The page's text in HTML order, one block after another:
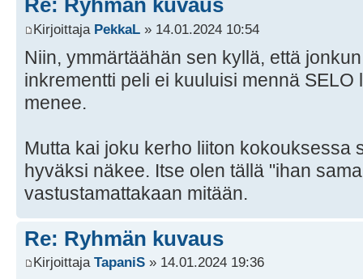
Re: Ryhmän kuvaus
Kirjoittaja PekkaL » 14.01.2024 10:54
Niin, ymmärtäähän sen kyllä, että
inkrementti peli ei kuuluisi mennä
menee.
Mutta kai joku kerho liiton kokouksessa
hyväksi näkee. Itse olen tällä "ihan
vastustamattakaan mitään.
Re: Ryhmän kuvaus
Kirjoittaja TapaniS » 14.01.2024 19:36